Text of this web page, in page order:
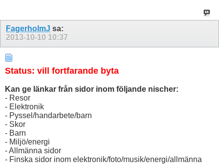
FagerholmJ sa:
2013-10-10 10:37
Status: vill fortfarande byta
Kan ge länkar från sidor inom följande nischer:
- Resor
- Elektronik
- Pyssel/handarbete/barn
- Skor
- Barn
- Miljö/energi
- Allmänna sidor
- Finska sidor inom elektronik/foto/musik/energi/allmänna